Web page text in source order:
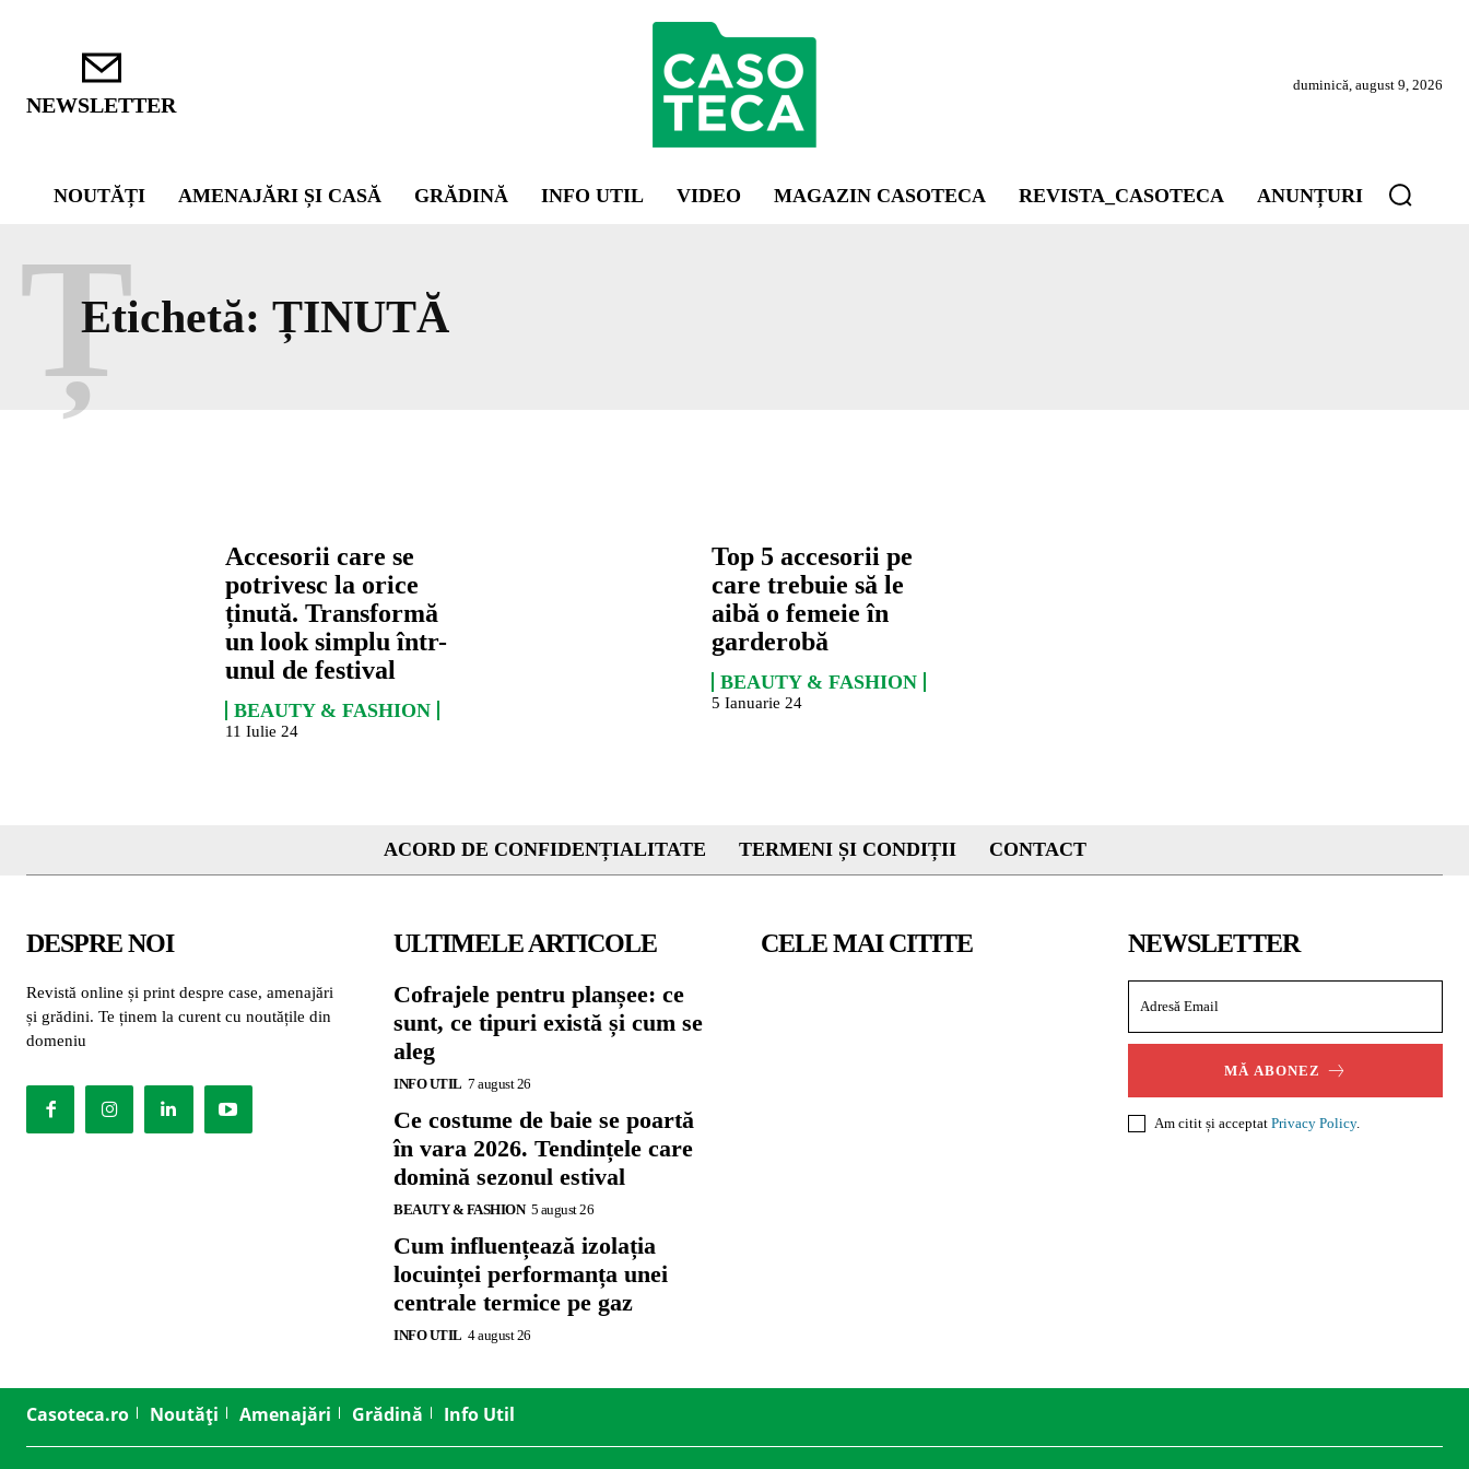
NEWSLETTER
duminică, august 9, 2026
NOUTĂȚI AMENAJĂRI ȘI CASĂ GRĂDINĂ INFO UTIL VIDEO MAGAZIN CASOTECA REVISTA_CASOTECA ANUNȚURI
Etichetă: ȚINUTĂ
Ț
Accesorii care se
potrivesc la orice
ținută. Transformă
un look simplu într-
unul de festival
BEAUTY & FASHION
11 Iulie 24
Top 5 accesorii pe
care trebuie să le
aibă o femeie în
garderobă
BEAUTY & FASHION
5 Ianuarie 24
ACORD DE CONFIDENȚIALITATE TERMENI ȘI CONDIȚII CONTACT
DESPRE NOI
Revistă online și print despre case, amenajări
și grădini. Te ținem la curent cu noutățile din
domeniu
ULTIMELE ARTICOLE
Cofrajele pentru planșee: ce
sunt, ce tipuri există și cum se
aleg
INFO UTIL 7 august 26
Ce costume de baie se poartă
în vara 2026. Tendințele care
domină sezonul estival
BEAUTY & FASHION 5 august 26
Cum influențează izolația
locuinței performanța unei
centrale termice pe gaz
INFO UTIL 4 august 26
CELE MAI CITITE NEWSLETTER
MĂ ABONEZ
Am citit și acceptat Privacy Policy.
Casoteca.ro Noutăți Amenajări Grădină Info Util